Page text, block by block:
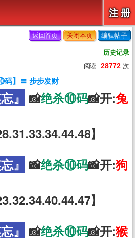
注 册
返回首页 关闭本页 编辑帖子
历史记录
阅读: 28772次
码】〓 步步发财
』 📸绝杀⑩码📸开:兔
】
』 📸绝杀⑩码📸开:狗
】
』 📸绝杀⑩码📸开:猴